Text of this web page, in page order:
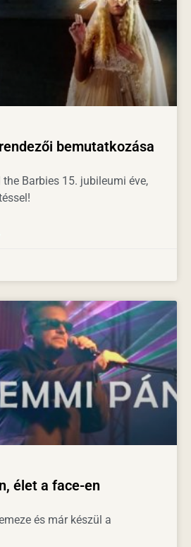
bemutatkozása
Barbies 15. jubileumi éve,
élet a face-en
és már készül a